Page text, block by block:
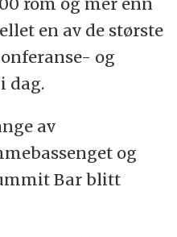
en av de største
og
dag.
av
og
Bar blitt